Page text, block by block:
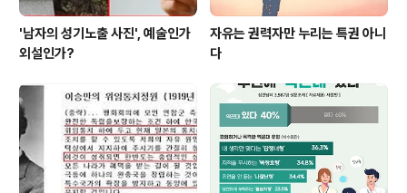
'남자의 성기노출 사진', 예술인가
외설인가?
자유는 권력자만 누리는 특권 아니
다